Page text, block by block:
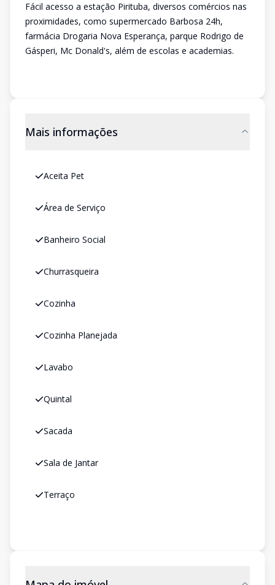
Fácil acesso a estação Pirituba, diversos comércios nas
proximidades, como supermercado Barbosa 24h,
farmácia Drogaria Nova Esperança, parque Rodrigo de
Gásperi, Mc Donald's, além de escolas e academias.
Mais informações
Aceita Pet
Área de Serviço
Banheiro Social
Churrasqueira
Cozinha
Cozinha Planejada
Lavabo
Quintal
Sacada
Sala de Jantar
Terraço